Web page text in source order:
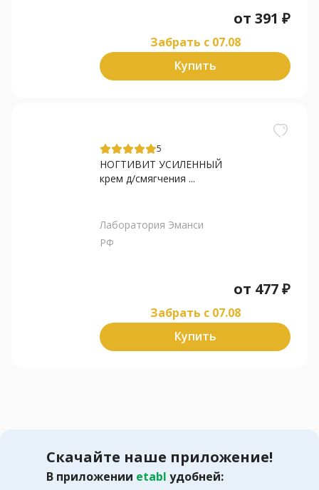
от 391 ₽
Забрать c 07.08
Купить
5
НОГТИВИТ УСИЛЕННЫЙ
крем д/смягчения ...
Лаборатория Эманси
РФ
от 477₽
Забрать c 07.08
Купить
Скачайте наше приложение!
В приложении etabl удобней: